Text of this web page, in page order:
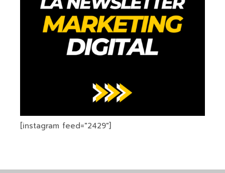
[instagram feed="2429"]